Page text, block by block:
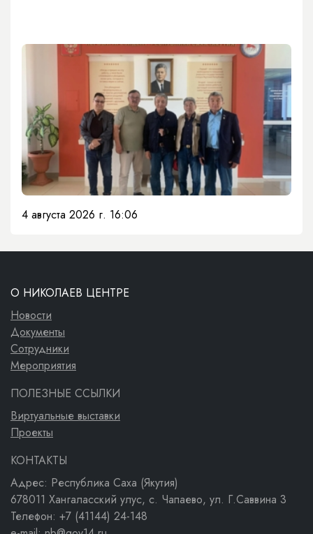
4 августа 2026 г. 16:06
О НИКОЛАЕВ ЦЕНТРЕ
Новости
Документы
Сотрудники
Мероприятия
ПОЛЕЗНЫЕ ССЫЛКИ
Виртуальные выставки
Проекты
КОНТАКТЫ
Адрес: Республика Саха (Якутия)
678011 Хангаласский улус, с. Чапаево, ул. Г.Саввина 3
Телефон: +7 (41144) 24-148